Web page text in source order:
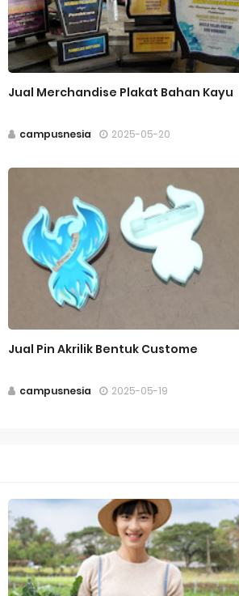
Jual Merchandise Plakat Bahan Kayu
campusnesia 2025-05-20
Jual Pin Akrilik Bentuk Custome
campusnesia 2025-05-19